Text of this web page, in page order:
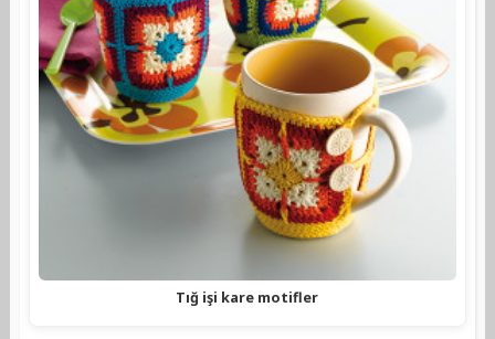
Tığ işi kare motifler